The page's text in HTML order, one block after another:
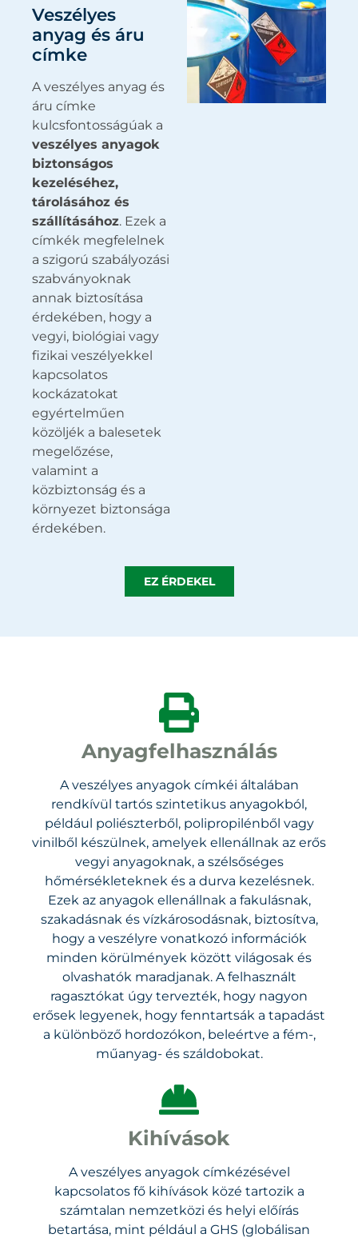
Veszélyes
anyag és áru
címke
A veszélyes anyag és
áru címke
kulcsfontosságúak a
veszélyes anyagok
biztonságos
kezeléséhez,
tárolásához és
szállításához. Ezek a
címkék megfelelnek
a szigorú szabályozási
szabványoknak
annak biztosítása
érdekében, hogy a
vegyi, biológiai vagy
fizikai veszélyekkel
kapcsolatos
kockázatokat
egyértelműen
közöljék a balesetek
megelőzése,
valamint a
közbiztonság és a
környezet biztonsága
érdekében.
EZ ÉRDEKEL
Anyagfelhasználás
A veszélyes anyagok címkéi általában
rendkívül tartós szintetikus anyagokból,
például poliészterből, polipropilénből vagy
vinilből készülnek, amelyek ellenállnak az erős
vegyi anyagoknak, a szélsőséges
hőmérsékleteknek és a durva kezelésnek.
Ezek az anyagok ellenállnak a fakulásnak,
szakadásnak és vízkárosodásnak, biztosítva,
hogy a veszélyre vonatkozó információk
minden körülmények között világosak és
olvashatók maradjanak. A felhasznált
ragasztókat úgy tervezték, hogy nagyon
erősek legyenek, hogy fenntartsák a tapadást
a különböző hordozókon, beleértve a fém-,
műanyag- és száldobokat.
Kihívások
A veszélyes anyagok címkézésével
kapcsolatos fő kihívások közé tartozik a
számtalan nemzetközi és helyi előírás
betartása, mint például a GHS (globálisan